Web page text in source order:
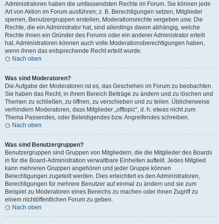
Administratoren haben die umfassendsten Rechte im Forum. Sie können jede
Art von Aktion im Forum ausführen; z. B. Berechtigungen setzen, Mitglieder
sperren, Benutzergruppen erstellen, Moderationsrechte vergeben usw. Die
Rechte, die ein Administrator hat, sind allerdings davon abhängig, welche
Rechte ihnen ein Gründer des Forums oder ein anderer Administrator erteilt
hat. Administratoren können auch volle Moderationsberechtigungen haben,
wenn ihnen das entsprechende Recht erteilt wurde.
Nach oben
Was sind Moderatoren?
Die Aufgabe der Moderatoren ist es, das Geschehen im Forum zu beobachten.
Sie haben das Recht, in ihrem Bereich Beiträge zu ändern und zu löschen und
Themen zu schließen, zu öffnen, zu verschieben und zu teilen. Üblicherweise
verhindern Moderatoren, dass Mitglieder „offtopic“, d. h. etwas nicht zum
Thema Passendes, oder Beleidigendes bzw. Angreifendes schreiben.
Nach oben
Was sind Benutzergruppen?
Benutzergruppen sind Gruppen von Mitgliedern, die die Mitglieder des Boards
in für die Board-Administration verwaltbare Einheiten aufteilt. Jedes Mitglied
kann mehreren Gruppen angehören und jeder Gruppe können
Berechtigungen zugeteilt werden. Dies erleichtert es den Administratoren,
Berechtigungen für mehrere Benutzer auf einmal zu ändern und sie zum
Beispiel zu Moderatoren eines Bereichs zu machen oder ihnen Zugriff zu
einem nichtöffentlichen Forum zu geben.
Nach oben